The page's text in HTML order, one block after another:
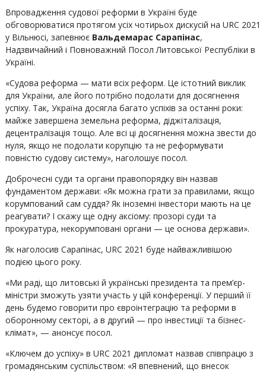
Впровадження судової реформи в Україні буде
обговорюватися протягом усіх чотирьох дискусій на URC 2021
у Вільнюсі, запевнює Вальдемарас Сарапінас,
Надзвичайний і Повноважний Посол Литовської Республіки в
Україні.
«Судова реформа — мати всіх реформ. Це істотний виклик
для України, але його потрібно подолати для досягнення
успіху. Так, Україна досягла багато успіхів за останні роки:
майже завершена земельна реформа, діджіталізація,
децентралізація тощо. Але всі ці досягнення можна звести до
нуля, якщо не подолати корупцію та не реформувати
повністю судову систему», наголошує посол.
Доброчесні суди та органи правопорядку він назвав
фундаментом держави: «Як можна грати за правилами, якщо
корумпований сам суддя? Як іноземні інвестори мають на це
реагувати? І скажу ще одну аксіому: прозорі суди та
прокуратура, некорумповані органи — це основа держави».
Як наголосив Сарапінас, URC 2021 буде найважливішою
подією цього року.
«Ми раді, що литовські й українські президента та прем’єр-
міністри зможуть узяти участь у цій конференції. У перший її
день будемо говорити про євроінтеграцію та реформи в
оборонному секторі, а в другий — про інвестиції та бізнес-
клімат», — анонсує посол.
«Ключем до успіху» в URC 2021 дипломат назвав співпрацю з
громадянським суспільством: «Я впевнений, що внесок